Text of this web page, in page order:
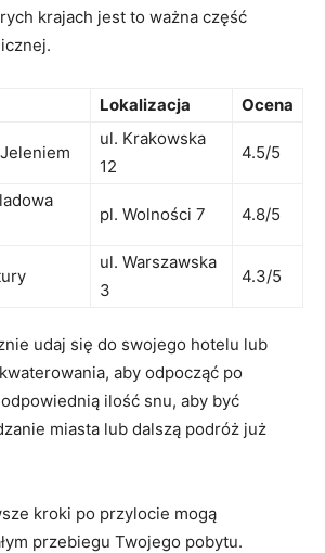
krajach jest to ⁣ważna⁣ część
Lokalizacja Ocena
ul. Krakowska​
12
4.5/5
pl. Wolności ​7 4.8/5
ul. Warszawska
3
4.3/5
udaj ‌się do swojego hotelu lub
aby odpocząć ‍po
ilość snu,⁢ aby ‌być
miasta ‌lub dalszą podróż już
kroki po przylocie mogą
przebiegu Twojego pobytu.